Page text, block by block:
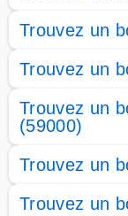
Trouvez un
Trouvez un
Trouvez un
(59000)
Trouvez un
Trouvez un